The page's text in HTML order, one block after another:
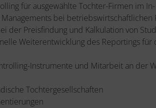
für ausgewählte Tochter-Firmen im
bei betriebswirtschaftlichen
der Preisfindung und Kalkulation von
Weiterentwicklung des Reportings für
Instrumente und Mitarbeit an der
Tochtergesellschaften